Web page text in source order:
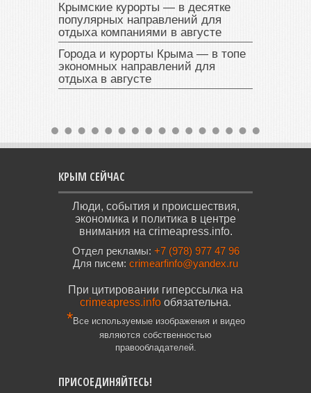
Крымские курорты — в десятке
популярных направлений для
отдыха компаниями в августе
Города и курорты Крыма — в топе
экономных направлений для
отдыха в августе
КРЫМ СЕЙЧАС
Люди, события и происшествия,
экономика и политика в центре
внимания на crimeapress.info.
Отдел рекламы: +7 (978) 977 47 96
Для писем: crimearfinfo@yandex.ru
При цитировании гиперссылка на
crimeapress.info обязательна.
*Все используемые изображения и видео
являются собственностью
правообладателей.
ПРИСОЕДИНЯЙТЕСЬ!